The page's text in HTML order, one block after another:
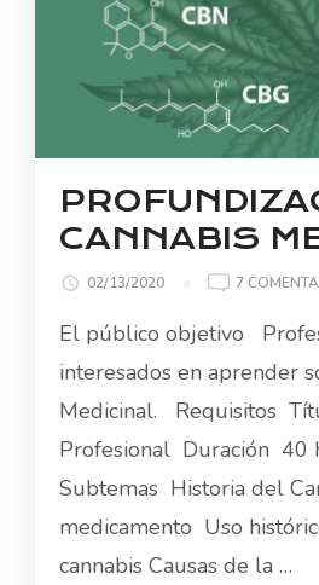
CANNABIS
02/13/2020 7
El público objetivo
interesados en aprender
Medicinal. Requisitos
Profesional Duración 40
Subtemas Historia del
medicamento Uso
cannabis Causas de la …